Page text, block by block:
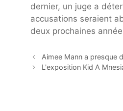
dernier, un juge a
accusations seraient
deux prochaines
Aimee Mann a presque
L'exposition Kid A